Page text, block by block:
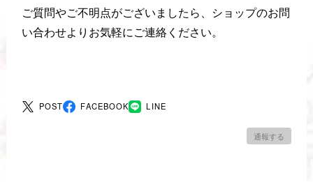
ご質問やご不明点がございましたら、ショップのお問
い合わせよりお気軽にご連絡ください。
POST FACEBOOK LINE
通報する